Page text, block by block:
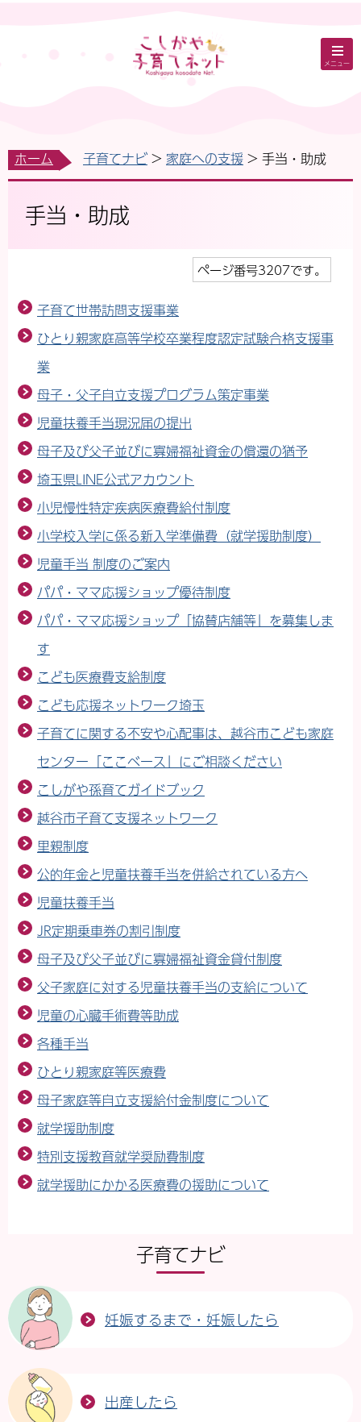
メニュー
ホーム 子育てナビ 家庭への支援 手当・助成
手当・助成
ページ番号3207です。
子育て世帯訪問支援事業
ひとり親家庭高等学校卒業程度認定試験合格支援事
業
母子・父子自立支援プログラム策定事業
児童扶養手当現況届の提出
母子及び父子並びに寡婦福祉資金の償還の猶予
埼玉県LINE公式アカウント
小児慢性特定疾病医療費給付制度
小学校入学に係る新入学準備費（就学援助制度）
児童手当 制度のご案内
パパ・ママ応援ショップ優待制度
パパ・ママ応援ショップ「協賛店舗等」を募集しま
す
こども医療費支給制度
こども応援ネットワーク埼玉
子育てに関する不安や心配事は、越谷市こども家庭
センター「ここベース」にご相談ください
こしがや孫育てガイドブック
越谷市子育て支援ネットワーク
里親制度
公的年金と児童扶養手当を併給されている方へ
児童扶養手当
JR定期乗車券の割引制度
母子及び父子並びに寡婦福祉資金貸付制度
父子家庭に対する児童扶養手当の支給について
児童の心臓手術費等助成
各種手当
ひとり親家庭等医療費
母子家庭等自立支援給付金制度について
就学援助制度
特別支援教育就学奨励費制度
就学援助にかかる医療費の援助について
子育てナビ
妊娠するまで・妊娠したら
出産したら